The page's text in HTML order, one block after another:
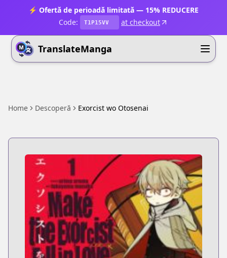
⚡ Ofertă de perioadă limitată — 15% REDUCERE
Code:
T1P15VV at checkout
TranslateManga
Home Descoperă Exorcist wo Otosenai